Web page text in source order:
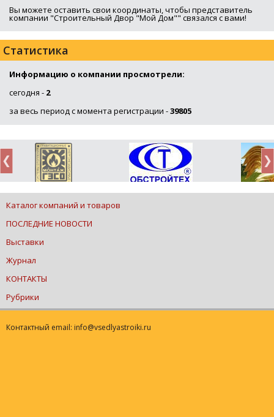
Вы можете оставить свои координаты, чтобы представитель
компании "Строительный Двор "Мой Дом"" связался с вами!
Статистика
Информацию о компании просмотрели:
сегодня - 2
за весь период с момента регистрации -39805
Каталог компаний и товаров
ПОСЛЕДНИЕ НОВОСТИ
Выставки
Журнал
КОНТАКТЫ
Рубрики
Контактный email: info@vsedlyastroiki.ru